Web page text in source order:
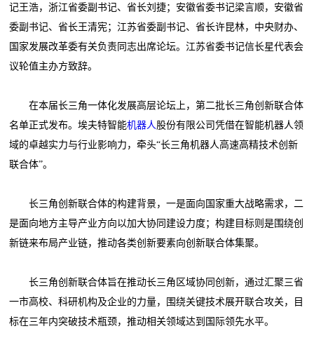
记王浩，浙江省委副书记、省长刘捷；安徽省委书记梁言顺，安徽省
委副书记、省长王清宪；江苏省委副书记、省长许昆林，中央财办、
国家发展改革委有关负责同志出席论坛。江苏省委书记信长星代表会
议轮值主办方致辞。
在本届长三角一体化发展高层论坛上，第二批长三角创新联合体
名单正式发布。埃夫特智能机器人 股份有限公司凭借在智能机器人领
域的卓越实力与行业影响力，牵头“长三角机器人高速高精技术创新
联合体”。
长三角创新联合体的构建背景，一是面向国家重大战略需求，二
是面向地方主导产业方向以加大协同建设力度；构建目标则是围绕创
新链来布局产业链，推动各类创新要素向创新联合体集聚。
长三角创新联合体旨在推动长三角区域协同创新，通过汇聚三省
一市高校、科研机构及企业的力量，围绕关键技术展开联合攻关，目
标在三年内突破技术瓶颈，推动相关领域达到国际领先水平。